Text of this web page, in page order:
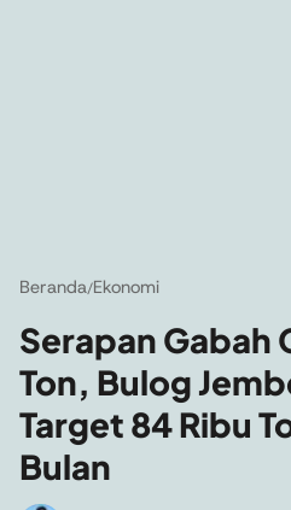
Beranda/Ekonomi
Serapan Gabah
Ton, Bulog
Target 84 Ribu
Bulan